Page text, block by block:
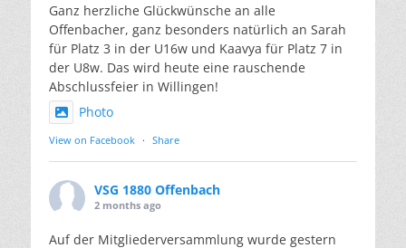
Ganz herzliche Glückwünsche an alle
Offenbacher, ganz besonders natürlich an Sarah
für Platz 3 in der U16w und Kaavya für Platz 7 in
der U8w. Das wird heute eine rauschende
Abschlussfeier in Willingen!
Photo
View on Facebook · Share
VSG 1880 Offenbach
2 months ago
Auf der Mitgliederversammlung wurde gestern